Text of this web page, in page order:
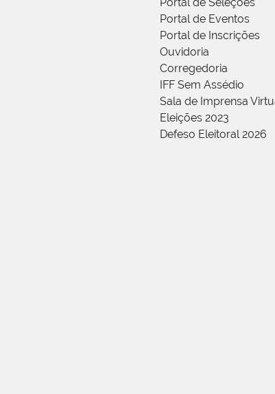
Portal de Eventos
Portal de Inscrições
Ouvidoria
Corregedoria
IFF Sem Assédio
Sala de Imprensa
Eleições 2023
Defeso Eleitoral 2026